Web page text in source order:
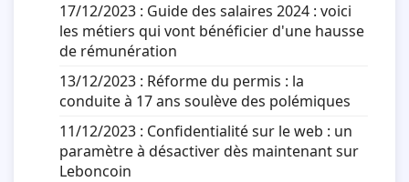
17/12/2023 : Guide des salaires 2024 : voici
les métiers qui vont bénéficier d'une hausse
de rémunération
13/12/2023 : Réforme du permis : la
conduite à 17 ans soulève des polémiques
11/12/2023 : Confidentialité sur le web : un
paramètre à désactiver dès maintenant sur
Leboncoin